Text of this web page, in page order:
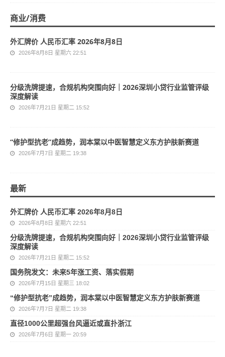
商业/消费
外汇牌价 人民币汇率 2026年8月8日
2026年8月8日 星期六 22:51
分级洗牌提速，合规机构突围向好｜2026深圳小贷行业监管评级
深度解读
2026年7月21日 星期二 15:52
“修护型抗老”成趋势，润本棠以中医智慧定义东方护肤新赛道
2026年7月7日 星期二 19:38
最新
外汇牌价 人民币汇率 2026年8月8日
2026年8月8日 星期六 22:51
分级洗牌提速，合规机构突围向好｜2026深圳小贷行业监管评级
深度解读
2026年7月21日 星期二 15:52
国务院发文：未来5年涨工资、落实假期
2026年7月15日 星期三 18:02
“修护型抗老”成趋势，润本棠以中医智慧定义东方护肤新赛道
2026年7月7日 星期二 19:38
直径1000公里超强台风逼近或直扑浙江
2026年7月6日 星期一 20:59